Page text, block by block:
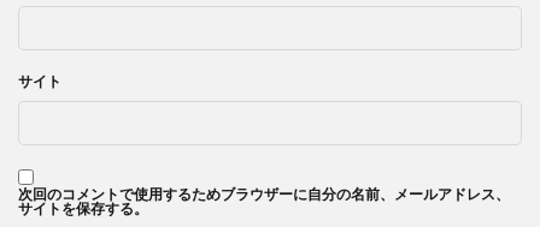
サイト
次回のコメントで使用するためブラウザーに自分の名前、メールアドレス、
サイトを保存する。